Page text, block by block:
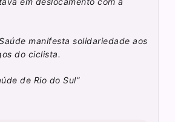
manifesta solidariedade aos
do ciclista.
de Rio do Sul”